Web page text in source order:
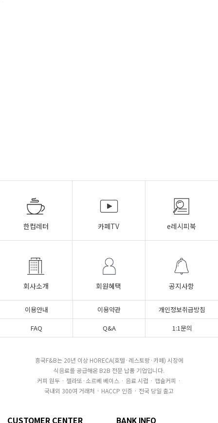
한컵레터 카페TV e레시피북
회사소개 회원혜택 공지사항
이용안내 이용약관
개인정보취급방침
FAQ
Q&A 1:1문의
흥국F&B는 20년 이상 HORECA(호텔·레스토랑·카페) 시장에
식음료를 공급해온 B2B 전문 납품 기업입니다.
커피 원두 · 젤라또·소르베 베이스 · 음료 시럽 · 캡슐커피 ·
국내외 300여 거래처 · HACCP 인증 · 전국 당일 출고
CUSTOMER CENTER BANK INFO